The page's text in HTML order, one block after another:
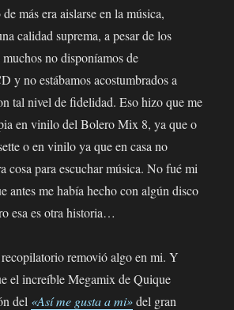
más era aislarse en la música,
calidad suprema, a pesar de los
no disponíamos de
y no estábamos acostumbrados a
tal nivel de fidelidad. Eso hizo que me
en vinilo del Bolero Mix 8, ya que o
o en vinilo ya que en casa no
cosa para escuchar música. No fué mi
antes me había hecho con algún disco
esa es otra historia…
recopilatorio removió algo en mi. Y
el increíble Megamix de Quique
del «Así me gusta a mi»del gran